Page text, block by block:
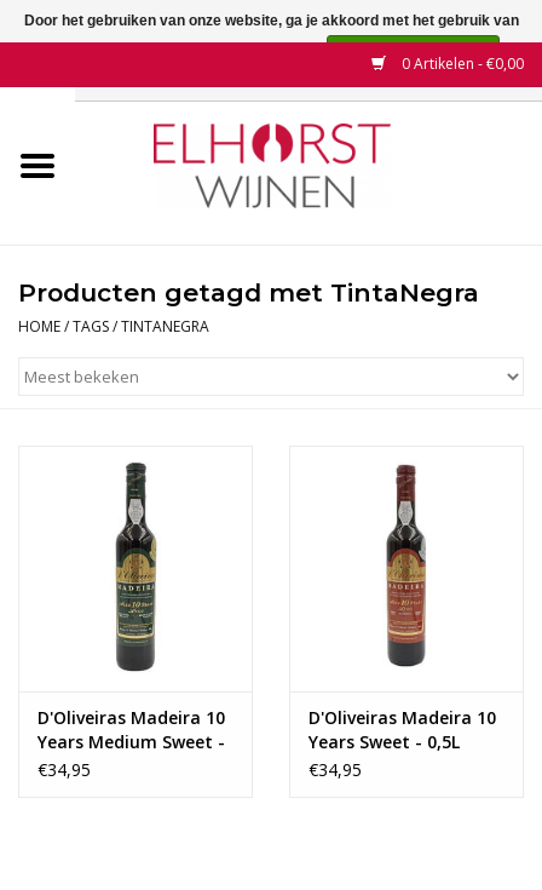
0 Artikelen - €0,00
Wijnen
Wijnhuizen
Druif
Wijnaanbiedingen
Wijnberichten
Producten getagd met TintaNegra
HOME/TAGS/TINTANEGRA
D'Oliveiras Madeira 10
Years Medium Sweet -
0,5L
€34,95
D'Oliveiras Madeira 10
Years Sweet - 0,5L
€34,95
Door het gebruiken van onze website, ga je akkoord met het gebruik van